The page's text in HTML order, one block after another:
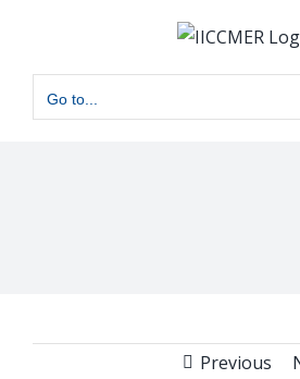
content
Go to...
Previous